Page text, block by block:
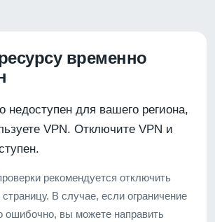
временно
недоступен для вашего региона,
VPN. Отключите VPN и
рекомендуется отключить
В случае, если ограничение
ошибочно, вы можете направить